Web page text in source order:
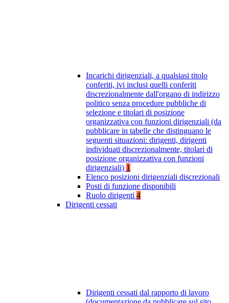
Incarichi dirigenziali, a qualsiasi titolo
conferiti, ivi inclusi quelli conferiti
discrezionalmente dall'organo di indirizzo
politico senza procedure pubbliche di
selezione e titolari di posizione
organizzativa con funzioni dirigenziali (da
pubblicare in tabelle che distinguano le
seguenti situazioni: dirigenti, dirigenti
individuati discrezionalmente, titolari di
posizione organizzativa con funzioni
dirigenziali) 1
Elenco posizioni dirigenziali discrezionali
Posti di funzione disponibili
Ruolo dirigenti 4
Dirigenti cessati
Dirigenti cessati dal rapporto di lavoro